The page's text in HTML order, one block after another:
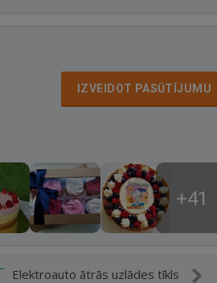
IZVEIDOT PASŪTĪJUMU
+41
Elektroauto ātrās uzlādes tīkls